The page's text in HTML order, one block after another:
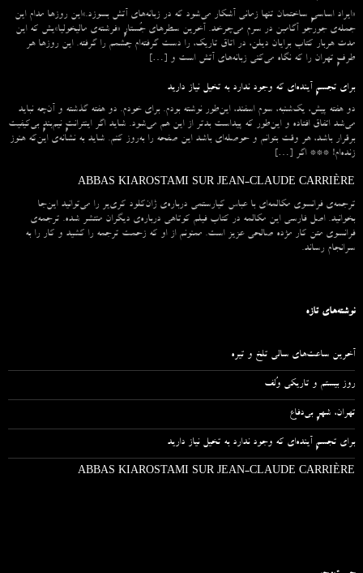
«ایراد اساسیِ ساختمان تنها زمانی آشکار می‌شود که در زبانه‌‌های آتش بسوزد.»این روزها مدام این
جمله‌ی جورجو آگامبن در سرم می‌چرخد. آخرین سطرهای جُستارِ «فرشته‌ی مالیخولیا»یش که این
مدت هربار کتاب برایان دیلن، در اتاق تاریک، را دست گرفته‌ام چشمم را گرفته. این روزها هر
طرفِ تهران را که نگاه می‌کنی زبانه‌های آتش است و […]
برای تجسمِ آینده‌ای که وجود ندارد به تخیل نیاز دارید
دو هفته پیش، یک‌شنبه، سوم اسفند، این‌طور نوشته بودم. برای خودم. دو هفته گذشته و آن‌چه نباید
می‌شد اتفاق افتاده و این‌طور که پیداست بدتر از این هم می‌شود. شاید اگر اینترانتِ نیم‌بندِ بی‌کیفیت
برقرار باشد، هر وقت بتوانم و حوصله‌ای باشد این صفحه را به‌روز کنم. شاید به نشانه‌ی این‌که هنوز
زنده‌ام! *** اگر […]
ABBAS KIAROSTAMI SUR JEAN-CLAUDE CARRIÈRE
ترجمه‌ی فرانسوی مکالمه‌ای با عباس کیارستمی درباره‌ی ژان‌کلود کری‌یر را می‌توانید این‌جا
بخوانید. اصل فارسی این مکالمه در کتاب فیلم کوتاهی درباره‌ی دیگران منتشر شده. ترجمه‌ی
فرانسوی متن کار مژده صالحی عزیز است. ممنونم از او که زحمت ترجمه را کشید و کار را به
سرانجام رساند.
نوشته‌های تازه
آخرین ساعت‌های سالی تلخ و تیره
روز بیستم و تاریکی وُلف
تهران، شهرِ بی‌دفاع
برای تجسمِ آینده‌ای که وجود ندارد به تخیل نیاز دارید
ABBAS KIAROSTAMI SUR JEAN-CLAUDE CARRIÈRE